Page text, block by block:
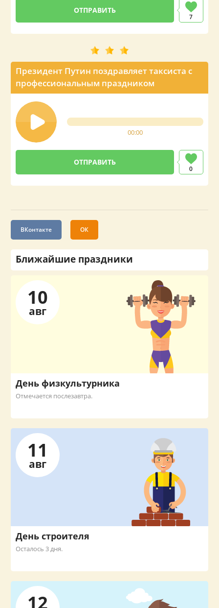
7
Президент Путин поздравляет таксиста с
профессиональным праздником
00:00
0
ВКонтакте ОК
Ближайшие праздники
10
авг
День физкультурника
Отмечается послезавтра.
11
авг
День строителя
Осталось 3 дня.
12